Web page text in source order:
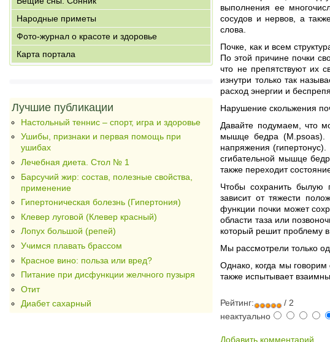
Народные приметы
Фото-журнал о красоте и здоровье
Карта портала
Лучшие публикации
Настольный теннис – спорт, игра и здоровье
Ушибы, признаки и первая помощь при
ушибах
Лечебная диета. Стол № 1
Барсучий жир: состав, полезные свойства,
применение
Гипертоническая болезнь (Гипертония)
Клевер луговой (Клевер красный)
Лопух большой (репей)
Учимся плавать брассом
Красное вино: польза или вред?
Питание при дисфункции желчного пузыря
Отит
Диабет сахарный
выполнения ее
сосудов и нервов, а
слова.
Почке, как и всем
По этой причине почки
что не препятствуют их
изнутри только так
расход энергии и
Нарушение скольжения
Давайте подумаем, что
мышце бедра (М.psoas).
напряжения
сгибательной мышце
также переходит
Чтобы сохранить былую
зависит от тяжести
функции почки может
области таза или
который решит проблему в
Мы рассмотрели только
Однако, когда мы говорим
также испытывает
Рейтинг:
/ 2
неактуально
Добавить комментарий